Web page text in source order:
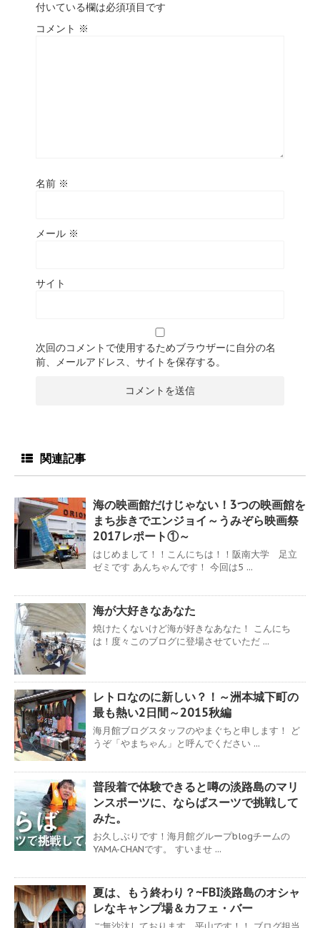
付いている欄は必須項目です
コメント ※
名前 ※
メール ※
サイト
次回のコメントで使用するためブラウザーに自分の名
前、メールアドレス、サイトを保存する。
関連記事
海の映画館だけじゃない！3つの映画館を
まち歩きでエンジョイ～うみぞら映画祭
2017レポート①～
はじめまして！！こんにちは！！阪南大学 足立
ゼミです あんちゃんです！ 今回は5 ...
海が大好きなあなた
焼けたくないけど海が好きなあなた！ こんにち
は！度々このブログに登場させていただ ...
レトロなのに新しい？！～洲本城下町の
最も熱い2日間～2015秋編
海月館ブログスタッフのやまぐちと申します！ ど
うぞ「やまちゃん」と呼んでください ...
普段着で体験できると噂の淡路島のマリ
ンスポーツに、ならばスーツで挑戦して
みた。
お久しぶりです！海月館グループblogチームの
YAMA-CHANです。 すいませ ...
夏は、もう終わり？~FBI淡路島のオシャ
レなキャンプ場＆カフェ・バー